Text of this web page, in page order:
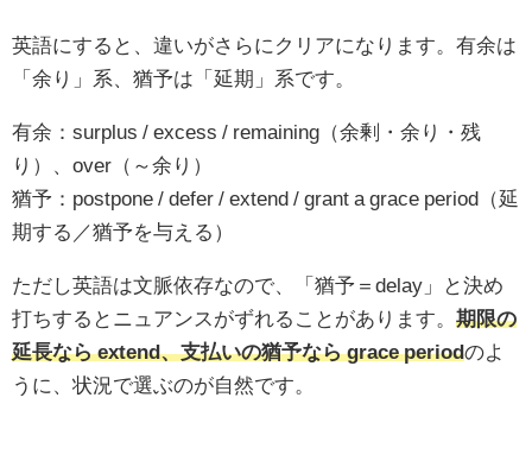
英語にすると、違いがさらにクリアになります。有余は
「余り」系、猶予は「延期」系です。
有余：surplus / excess / remaining（余剰・余り・残
り）、over（～余り）
猶予：postpone / defer / extend / grant a grace period（延
期する／猶予を与える）
ただし英語は文脈依存なので、「猶予＝delay」と決め
打ちするとニュアンスがずれることがあります。 期限の
延長なら extend、支払いの猶予なら grace periodのよ
うに、状況で選ぶのが自然です。